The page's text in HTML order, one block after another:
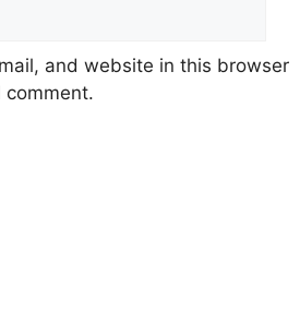
and website in this browser